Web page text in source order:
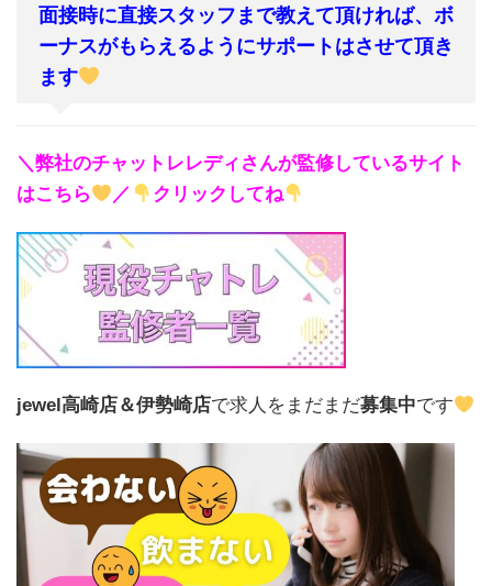
面接時に直接スタッフまで教えて頂ければ、ボ
ーナスがもらえるようにサポートはさせて頂き
ます
＼弊社のチャットレレディさんが監修しているサイト
はこちら
／ クリックしてね
jewel高崎店＆伊勢崎店で求人をまだまだ募集中です